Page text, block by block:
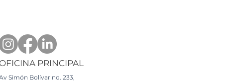
OFICINA PRINCIPAL
Simón Bolívar no. 233,